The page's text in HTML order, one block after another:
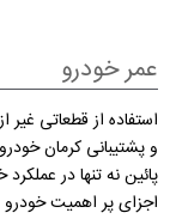
عمر خودرو
استفاده از قطعاتی
و پشتیبانی کرمان
پائین نه تنها در
اجزای پر اهمیت